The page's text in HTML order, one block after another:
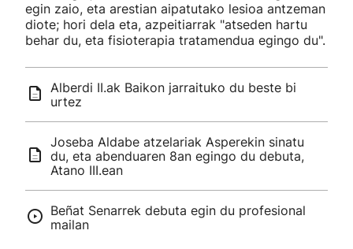
egin zaio, eta arestian aipatutako lesioa antzeman
diote; hori dela eta, azpeitiarrak "atseden hartu
behar du, eta fisioterapia tratamendua egingo du".
Alberdi II.ak Baikon jarraituko du beste bi
urtez
Joseba Aldabe atzelariak Asperekin sinatu
du, eta abenduaren 8an egingo du debuta,
Atano III.ean
Beñat Senarrek debuta egin du profesional
mailan